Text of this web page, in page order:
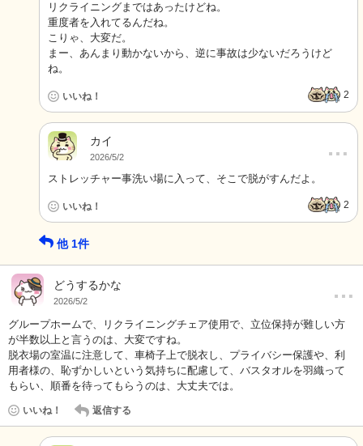
リクライニングまではあったけどね。
重度者を入れてるんだね。
こりゃ、大変だ。
まー、あんまり動かないから、逆に事故は少ないだろうけど
ね。
いいね！ 2
カイ
2026/5/2 …
ストレッチャー事洗い場に入って、そこで脱がすんだよ。
いいね！ 2
他 1件
どうするかな
2026/5/2 …
グループホームで、リクライニングチェア使用で、立位保持が難しい方
が半数以上と言うのは、大変ですね。
脱衣場の室温に注意して、車椅子上で脱衣し、プライバシー保護や、利
用者様の、恥ずかしいという気持ちに配慮して、バスタオルを羽織って
もらい、順番を待ってもらうのは、大丈夫では。
いいね！ 返信する